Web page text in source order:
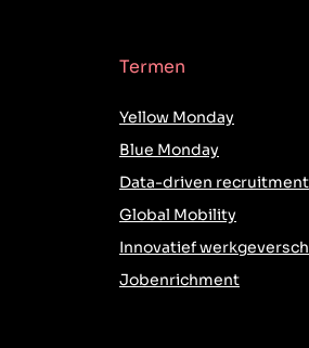
Termen
Yellow Monday
Blue Monday
Data-driven recruitment
Global Mobility
Innovatief
Jobenrichment